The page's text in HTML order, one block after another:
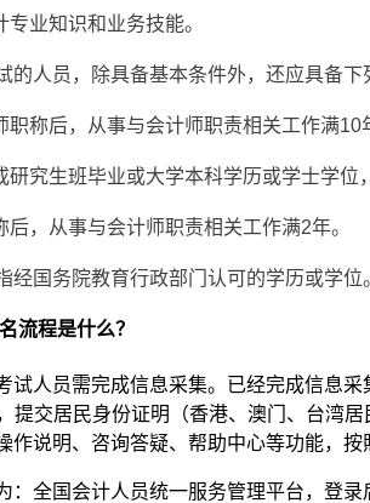
业知识和业务技能。
的人员，除具备基本条件外，还应具备下
称后，从事与会计师职责相关工作满10
究生班毕业或大学本科学历或学士学位
，从事与会计师职责相关工作满2年。
经国务院教育行政部门认可的学历或学
流程是什么？
试人员需完成信息采集。已经完成信息
，提交居民身份证明（香港、澳门、台
作说明、咨询答疑、帮助中心等功能，按
：全国会计人员统一服务管理平台，登